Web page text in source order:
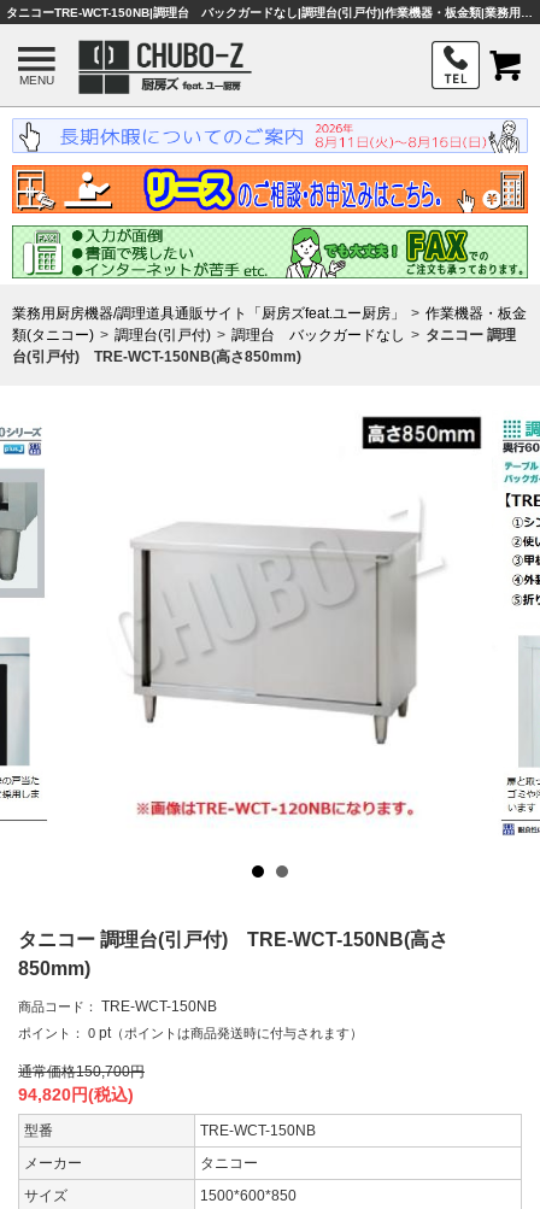
MENU
業務用厨房機器/調理道具通販サイト「厨房ズfeat.ユー厨房」
作業機器・板金
類(タニコー)
調理台(引戸付) 調理台 バックガードなし
タニコー 調理
台(引戸付) TRE-WCT-150NB(高さ850mm)
タニコー 調理台(引戸付) TRE-WCT-150NB(高さ
850mm)
商品コード： TRE-WCT-150NB
ポイント： 0 pt （ポイントは商品発送時に付与されます）
通常価格150,700円
94,820円(税込)
型番
TRE-WCT-150NB
メーカー
タニコー
サイズ
1500*600*850